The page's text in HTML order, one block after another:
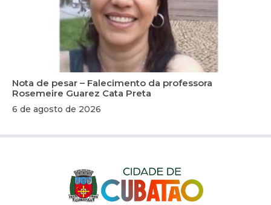
Nota de pesar – Falecimento da professora
Rosemeire Guarez Cata Preta
6 de agosto de 2026